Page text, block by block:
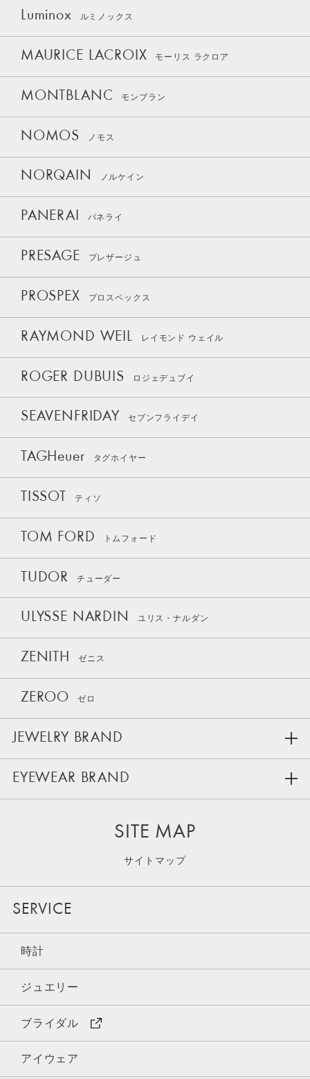
Luminox ルミノックス
MAURICE LACROIX モーリス ラクロア
MONTBLANC モンブラン
NOMOS ノモス
NORQAIN ノルケイン
PANERAI パネライ
PRESAGE プレザージュ
PROSPEX プロスペックス
RAYMOND WEIL レイモンド ウェイル
ROGER DUBUIS ロジェデュブイ
SEAVENFRIDAY セブンフライデイ
TAGHeuer タグホイヤー
TISSOT ティソ
TOM FORD トムフォード
TUDOR チューダー
ULYSSE NARDIN ユリス・ナルダン
ZENITH ゼニス
ZEROO ゼロ
JEWELRY BRAND
EYEWEAR BRAND
SITE MAP
サイトマップ
SERVICE
時計
ジュエリー
ブライダル
アイウェア